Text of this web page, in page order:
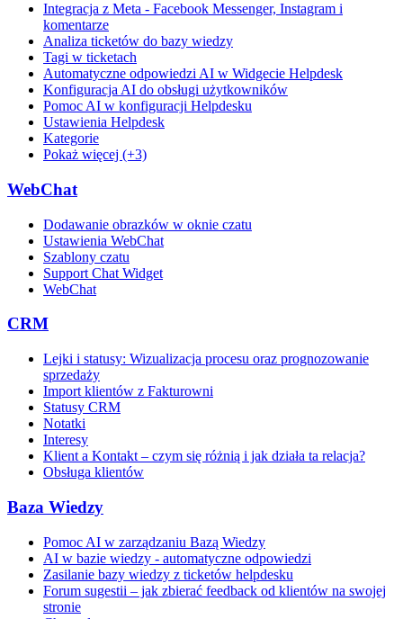
Integracja z Meta - Facebook Messenger, Instagram i
komentarze
Analiza ticketów do bazy wiedzy
Tagi w ticketach
Automatyczne odpowiedzi AI w Widgecie Helpdesk
Konfiguracja AI do obsługi użytkowników
Pomoc AI w konfiguracji Helpdesku
Ustawienia Helpdesk
Kategorie
Pokaż więcej (+3)
WebChat
Dodawanie obrazków w oknie czatu
Ustawienia WebChat
Szablony czatu
Support Chat Widget
WebChat
CRM
Lejki i statusy: Wizualizacja procesu oraz prognozowanie
sprzedaży
Import klientów z Fakturowni
Statusy CRM
Notatki
Interesy
Klient a Kontakt – czym się różnią i jak działa ta relacja?
Obsługa klientów
Baza Wiedzy
Pomoc AI w zarządzaniu Bazą Wiedzy
AI w bazie wiedzy - automatyczne odpowiedzi
Zasilanie bazy wiedzy z ticketów helpdesku
Forum sugestii – jak zbierać feedback od klientów na swojej
stronie